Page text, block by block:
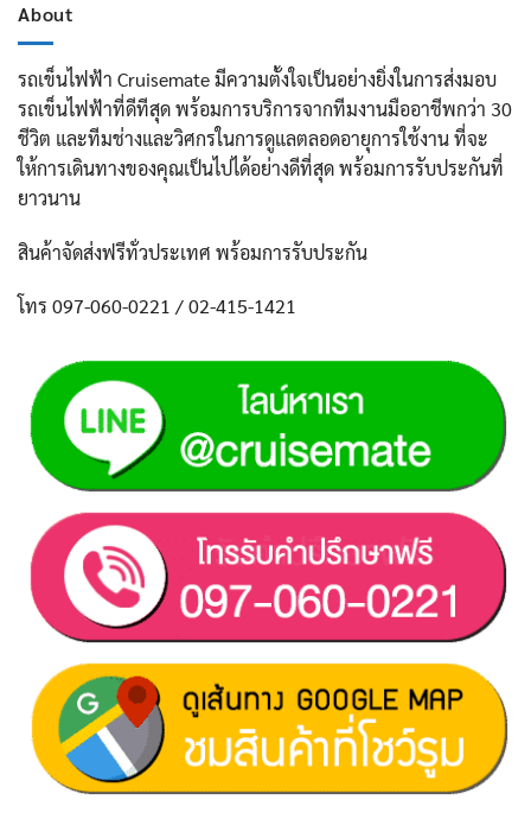
About
รถเข็นไฟฟ้า Cruisemate มีความตั้งใจเป็นอย่างยิ่งในการส่งมอบ
รถเข็นไฟฟ้าที่ดีทีสุด พร้อมการบริการจากทีมงานมืออาชีพกว่า 30
ชีวิต และทีมช่างและวิศกรในการดูแลตลอดอายุการใช้งาน ที่จะ
ให้การเดินทางของคุณเป็นไปได้อย่างดีที่สุด พร้อมการรับประกันที่
ยาวนาน
สินค้าจัดส่งฟรีทั่วประเทศ พร้อมการรับประกัน
โทร 097-060-0221 / 02-415-1421